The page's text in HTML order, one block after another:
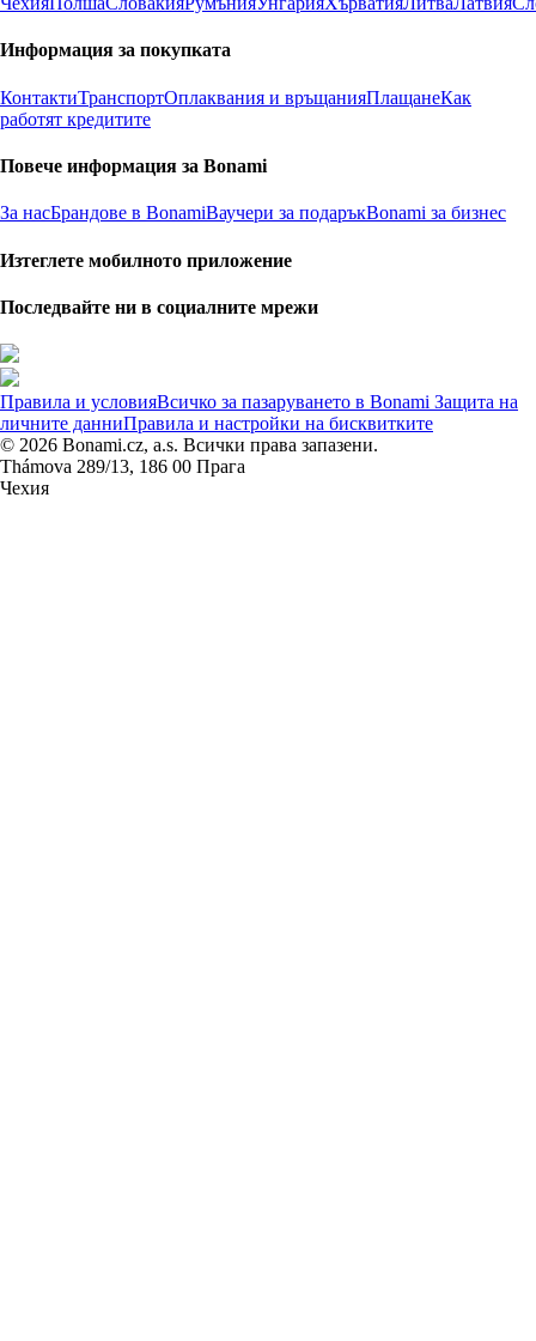
Информация за покупката
КонтактиТранспортОплаквания и връщанияПлащанеКак
работят кредитите
Повече информация за Bonami
За насБрандове в BonamiВаучери за подаръкBonami за бизнес
Изтеглете мобилното приложение
Последвайте ни в социалните мрежи
Правила и условияВсичко за пазаруването в Bonami Защита на
личните данниПравила и настройки на бисквитките
© 2026 Bonami.cz, a.s. Всички права запазени.
Thámova 289/13, 186 00 Прага
Чехия